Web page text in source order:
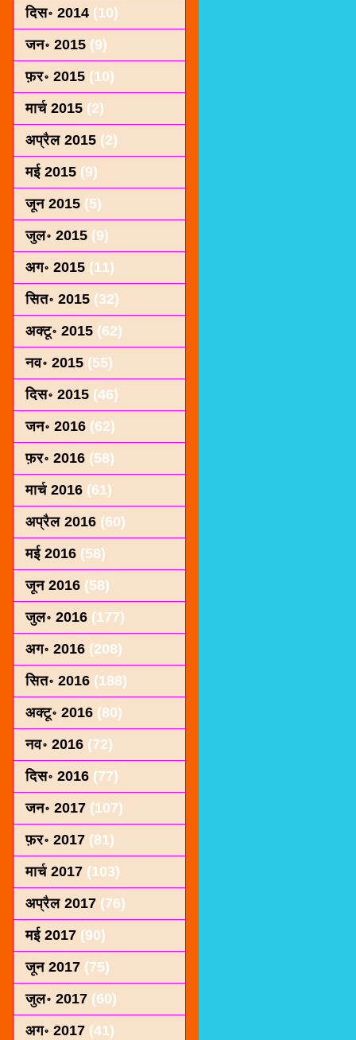
दिस॰ 2014 (10)
जन॰ 2015 (9)
फ़र॰ 2015 (10)
मार्च 2015 (2)
अप्रैल 2015 (2)
मई 2015 (9)
जून 2015 (5)
जुल॰ 2015 (9)
अग॰ 2015 (11)
सित॰ 2015 (32)
अक्टू॰ 2015 (62)
नव॰ 2015 (55)
दिस॰ 2015 (46)
जन॰ 2016 (62)
फ़र॰ 2016 (58)
मार्च 2016 (61)
अप्रैल 2016 (60)
मई 2016 (58)
जून 2016 (58)
जुल॰ 2016 (177)
अग॰ 2016 (208)
सित॰ 2016 (188)
अक्टू॰ 2016 (80)
नव॰ 2016 (72)
दिस॰ 2016 (77)
जन॰ 2017 (107)
फ़र॰ 2017 (81)
मार्च 2017 (103)
अप्रैल 2017 (76)
मई 2017 (90)
जून 2017 (75)
जुल॰ 2017 (60)
अग॰ 2017 (41)